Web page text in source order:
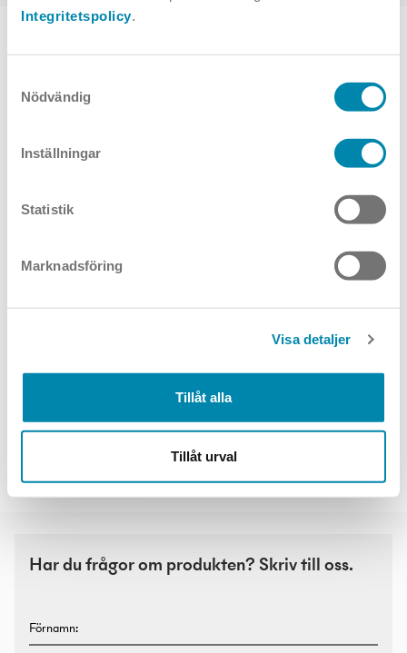
Integritetspolicy.
Nödvändig
Inställningar
Statistik
Marknadsföring
Visa detaljer
Tillåt alla
Tillåt urval
Har du frågor om produkten? Skriv till oss.
Förnamn: